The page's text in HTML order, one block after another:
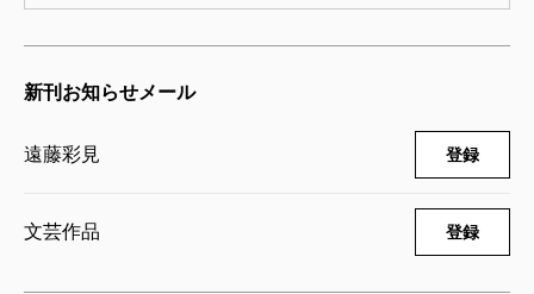
性は速やかに固まったであろうが、細かな部分では無
数の選択肢があったはずだ。そこから絞り込んでいく
ターが、作家の想像力の中へ無理やりに入り込んでき
巻末の初出一覧によれば、第一話の次に雑誌掲載さ
新刊お知らせメール
遠藤彩見 登録
文芸作品 登録